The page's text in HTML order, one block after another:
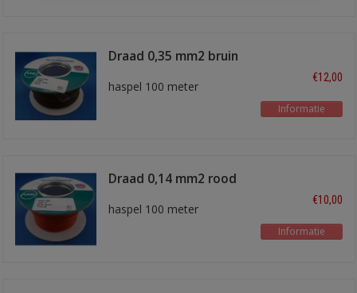
Draad 0,35 mm2 bruin
haspel 100 meter
€12,00
Informatie
Draad 0,14 mm2 rood
haspel 100 meter
€10,00
Informatie